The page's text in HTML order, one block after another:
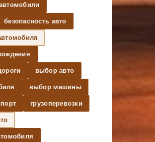
безопасность авто
выбор авто
выбор машины
грузоперевозки